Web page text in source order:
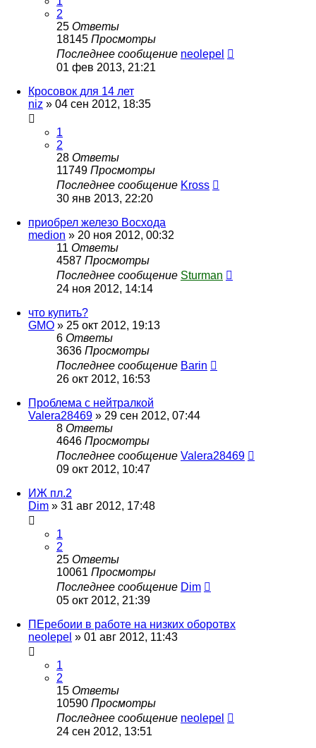
2
25 Ответы
18145 Просмотры
Последнее сообщение neolepel
01 фев 2013, 21:21
Кросовок для 14 лет
niz » 04 сен 2012, 18:35
1
2
28 Ответы
11749 Просмотры
Последнее сообщение Kross
30 янв 2013, 22:20
приобрел железо Восхода
medion » 20 ноя 2012, 00:32
11 Ответы
4587 Просмотры
Последнее сообщение Sturman
24 ноя 2012, 14:14
что купить?
GMO » 25 окт 2012, 19:13
6 Ответы
3636 Просмотры
Последнее сообщение Barin
26 окт 2012, 16:53
Проблема с нейтралкой
Valera28469 » 29 сен 2012, 07:44
8 Ответы
4646 Просмотры
Последнее сообщение Valera28469
09 окт 2012, 10:47
ИЖ пл.2
Dim » 31 авг 2012, 17:48
1
2
25 Ответы
10061 Просмотры
Последнее сообщение Dim
05 окт 2012, 21:39
ПЕребоии в работе на низких оборотвх
neolepel » 01 авг 2012, 11:43
1
2
15 Ответы
10590 Просмотры
Последнее сообщение neolepel
24 сен 2012, 13:51